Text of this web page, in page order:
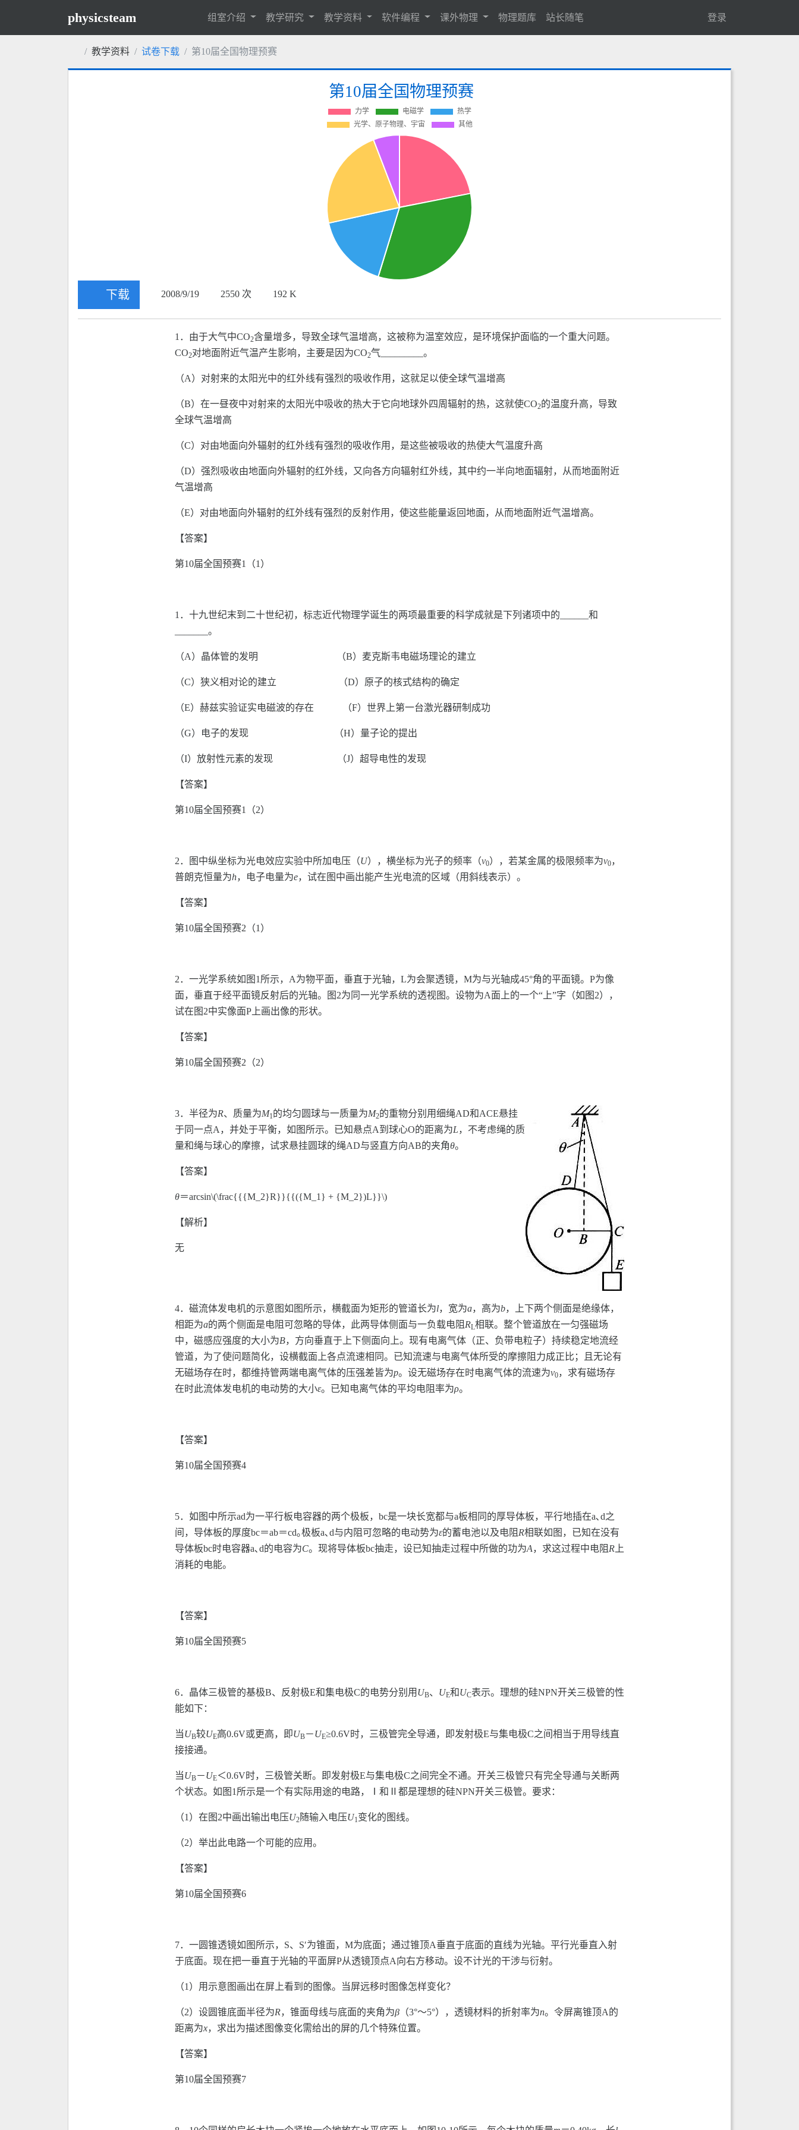
physicsteam 组室介绍 教学研究 教学资料 软件编程 课外物理 物理题库 站长随笔 登录
教学资料 试卷下载 第10届全国物理预赛
第10届全国物理预赛
下载 2008/9/19 2550 次 192 K
1．由于大气中CO2含量增多，导致全球气温增高，这被称为温室效应，是环境保护面临的一个重大问题。
CO2对地面附近气温产生影响，主要是因为CO2气_________。
（A）对射来的太阳光中的红外线有强烈的吸收作用，这就足以使全球气温增高
（B）在一昼夜中对射来的太阳光中吸收的热大于它向地球外四周辐射的热，这就使CO2的温度升高，导致
全球气温增高
（C）对由地面向外辐射的红外线有强烈的吸收作用，是这些被吸收的热使大气温度升高
（D）强烈吸收由地面向外辐射的红外线，又向各方向辐射红外线，其中约一半向地面辐射，从而地面附近
气温增高
（E）对由地面向外辐射的红外线有强烈的反射作用，使这些能量返回地面，从而地面附近气温增高。
【答案】
第10届全国预赛1（1）
1．十九世纪末到二十世纪初，标志近代物理学诞生的两项最重要的科学成就是下列诸项中的______和
_______。
（A）晶体管的发明 （B）麦克斯韦电磁场理论的建立
（C）狭义相对论的建立 （D）原子的核式结构的确定
（E）赫兹实验证实电磁波的存在 （F）世界上第一台激光器研制成功
（G）电子的发现 （H）量子论的提出
（I）放射性元素的发现 （J）超导电性的发现
【答案】
第10届全国预赛1（2）
2．图中纵坐标为光电效应实验中所加电压（U），横坐标为光子的频率（ν0），若某金属的极限频率为ν0，
普朗克恒量为h，电子电量为e，试在图中画出能产生光电流的区域（用斜线表示）。
【答案】
第10届全国预赛2（1）
2．一光学系统如图1所示，A为物平面，垂直于光轴，L为会聚透镜，M为与光轴成45°角的平面镜。P为像
面，垂直于经平面镜反射后的光轴。图2为同一光学系统的透视图。设物为A面上的一个“上”字（如图2），
试在图2中实像面P上画出像的形状。
【答案】
第10届全国预赛2（2）
3． 半径为R、质量为M1的均匀圆球与一质量为M2的重物分别用细绳AD和ACE悬挂
于同一点A，并处于平衡，如图所示。已知悬点A到球心O的距离为L，不考虑绳的质
量和绳与球心的摩擦，试求悬挂圆球的绳AD与竖直方向AB的夹角θ。
【答案】
θ＝arcsin\(\frac{{{M_2}R}}{{({M_1} + {M_2})L}}\)
【解析】
无
4．磁流体发电机的示意图如图所示，横截面为矩形的管道长为l，宽为a，高为b，上下两个侧面是绝缘体，
相距为a的两个侧面是电阻可忽略的导体，此两导体侧面与一负载电阻 RL相联。整个管道放在一匀强磁场
中，磁感应强度的大小为B，方向垂直于上下侧面向上。现有电离气体（正、负带电粒子）持续稳定地流经
管道，为了使问题简化，设横截面上各点流速相同。已知流速与电离气体所受的摩擦阻力成正比；且无论有
无磁场存在时，都维持管两端电离气体的压强差皆为p。设无磁场存在时电离气体的流速为v0，求有磁场存
在时此流体发电机的电动势的大小ε。已知电离气体的平均电阻率为ρ。
【答案】
第10届全国预赛4
5．如图中所示ad为一平行板电容器的两个极板，bc是一块长宽都与a板相同的厚导体板，平行地插在a､d之
间，导体板的厚度bc＝ab＝cd｡极板a､d与内阻可忽略的电动势为ε的蓄电池以及电阻 R相联如图，已知在没有
导体板bc时电容器a､d的电容为C。现将导体板bc抽走，设已知抽走过程中所做的功为A，求这过程中电阻 R 上
消耗的电能。
【答案】
第10届全国预赛5
6．晶体三极管的基极B、反射极E和集电极C的电势分别用 UB、 UE和UC表示。理想的硅NPN开关三极管的性
能如下：
当UB较UE高0.6V或更高，即UB－UE≥0.6V时，三极管完全导通，即发射极E与集电极C之间相当于用导线直
接接通。
当UB－UE＜0.6V时，三极管关断。即发射极E与集电极C之间完全不通。开关三极管只有完全导通与关断两
个状态。如图1所示是一个有实际用途的电路，Ⅰ和Ⅱ都是理想的硅NPN开关三极管。要求：
（1）在图2中画出输出电压U2随输入电压U1变化的图线。
（2）举出此电路一个可能的应用。
【答案】
第10届全国预赛6
7．一圆锥透镜如图所示，S、Sʹ为锥面，M为底面；通过锥顶A垂直于底面的直线为光轴。平行光垂直入射
于底面。现在把一垂直于光轴的平面屏P从透镜顶点A向右方移动。设不计光的干涉与衍射。
（1）用示意图画出在屏上看到的图像。当屏远移时图像怎样变化？
（2）设圆锥底面半径为R，锥面母线与底面的夹角为β （3°～5°），透镜材料的折射率为n。令屏离锥顶A的
距离为x，求出为描述图像变化需给出的屏的几个特殊位置。
【答案】
第10届全国预赛7